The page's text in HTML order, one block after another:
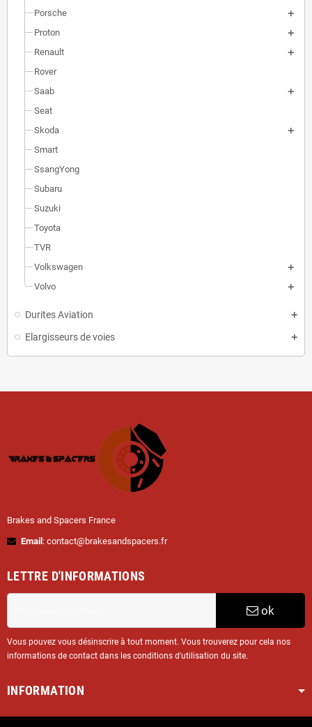
Porsche
Proton
Renault
Rover
Saab
Seat
Skoda
Smart
SsangYong
Subaru
Suzuki
Toyota
TVR
Volkswagen
Volvo
Durites Aviation
Elargisseurs de voies
Brakes and Spacers France
Email : contact@brakesandspacers.fr
LETTRE D'INFORMATIONS
ok
Vous pouvez vous désinscrire à tout moment. Vous trouverez pour cela nos
informations de contact dans les conditions d'utilisation du site.
INFORMATION